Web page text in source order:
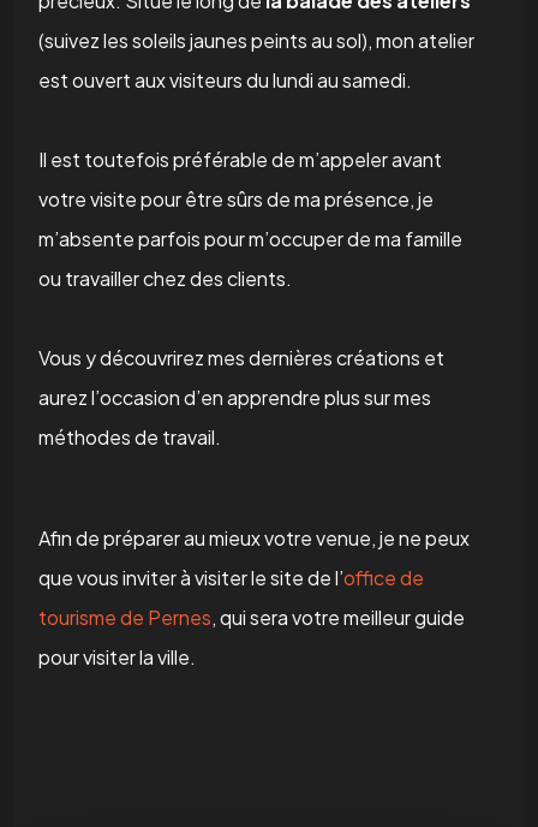
(suivez les soleils jaunes peints au sol), mon atelier
est ouvert aux visiteurs du lundi au samedi.
Il est toutefois préférable de m’appeler avant
votre visite pour être sûrs de ma présence, je
m’absente parfois pour m’occuper de ma famille
ou travailler chez des clients.
Vous y découvrirez mes dernières créations et
aurez l’occasion d’en apprendre plus sur mes
méthodes de travail.
Afin de préparer au mieux votre venue, je ne peux
que vous inviter à visiter le site de l’office de
tourisme de Pernes, qui sera votre meilleur guide
pour visiter la ville.